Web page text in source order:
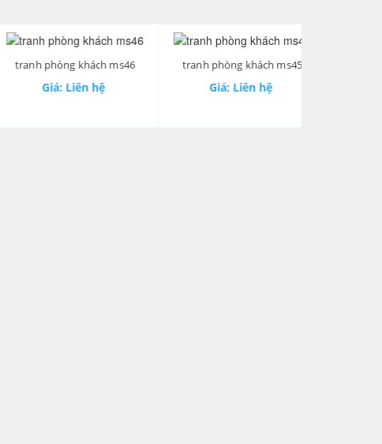
phòng khách ms46
Giá: Liên hệ
tranh phòng khách ms45
Giá: Liên hệ
next